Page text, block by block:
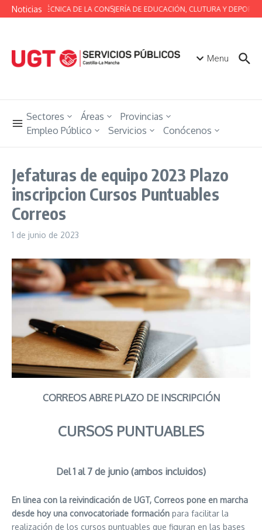
Saltar al contenido
Noticias
MESA TÉCNICA DE LA CONSJERÍA DE EDUCACIÓN, CLUTURA Y
Menu
Sectores Áreas
Provincias
Empleo Público
Servicios Conócenos
Jefaturas de equipo 2023 Plazo
inscripcion Cursos Puntuables
Correos
1 de junio de 2023
CORREOS ABRE PLAZO DE INSCRIPCIÓN
CURSOS PUNTUABLES
Del 1 al 7 de junio (ambos incluidos)
En linea con la reivindicación de UGT, Correos pone en marcha
desde hoy una convocatoriade formación para facilitar la
realización de los cursos puntuables que figuran en las bases